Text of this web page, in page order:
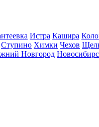
Истра Кашира
Ступино Химки Чехов
Новгород